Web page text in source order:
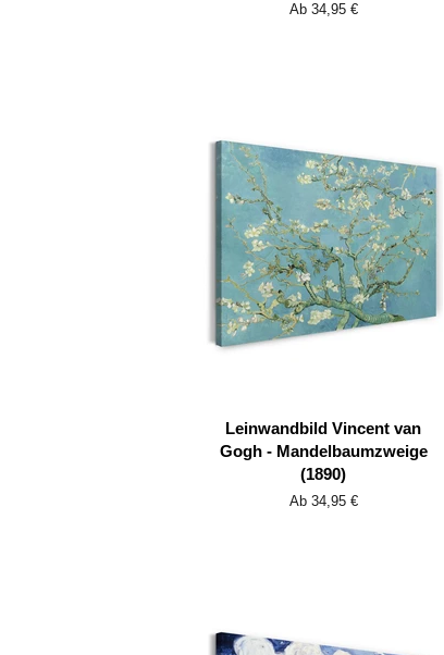
Ab 34,95 €
Leinwandbild Vincent van
Gogh - Mandelbaumzweige
(1890)
Ab 34,95 €